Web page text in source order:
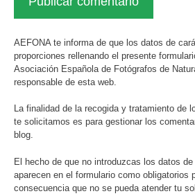
AEFONA te informa de que los datos de
proporciones rellenando el presente
Asociación Española de Fotógrafos de
responsable de esta web.
La finalidad de la recogida y tratamiento de
te solicitamos es para gestionar los
blog.
El hecho de que no introduzcas los datos
aparecen en el formulario como obligatorios
consecuencia que no se pueda atender tu